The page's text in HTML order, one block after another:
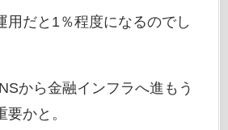
用だと1％程度になるのでし
から金融インフラへ進もう
かと。